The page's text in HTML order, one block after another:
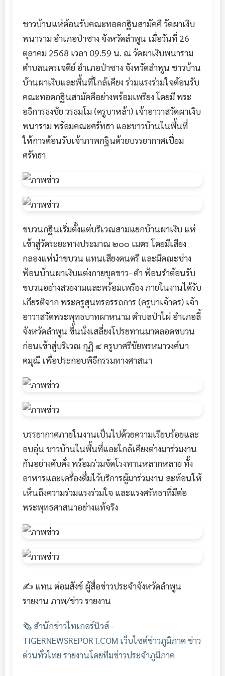
ชาวบ้านแห่ต้อนรับคณะทอดกฐินสามัคคี วัดผาเงิบ
พนาราม อำเภอป่าซาง จังหวัดลำพูน เมื่อวันที่ 26
ตุลาคม 2568 เวลา 09.59 น. ณ วัดผาเงิบพนาราม
ตำบลนครเจดีย์ อำเภอป่าซาง จังหวัดลำพูน ชาวบ้าน
บ้านผาเงิบและพื้นที่ใกล้เคียง ร่วมแรงร่วมใจต้อนรับ
คณะทอดกฐินสามัคคีอย่างพร้อมเพรียง โดยมี พระ
อธิการธงชัย วรธมฺโม (ครูบาหล้า) เจ้าอาวาสวัดผาเงิบ
พนาราม พร้อมคณะศรัทธา และชาวบ้านในพื้นที่
ให้การต้อนรับเจ้าภาพกฐินด้วยบรรยากาศเปี่ยม
ศรัทธา
ขบวนกฐินเริ่มตั้งแต่บริเวณสามแยกบ้านผาเงิบ แห่
เข้าสู่วัดระยะทางประมาณ ๒๐๐ เมตร โดยมีเสียง
กลองแห่นำขบวน แทนเสียงดนตรี และมีคณะช่าง
ฟ้อนบ้านผาเงิบแต่งกายชุดขาว–ดำ ฟ้อนรำต้อนรับ
ขบวนอย่างสวยงามและพร้อมเพรียง ภายในงานได้รับ
เกียรติจาก พระครูสุนทรอรรถการ (ครูบาเจ้าดร) เจ้า
อาวาสวัดพระพุทธบาทผาหนาม ตำบลป่าไผ่ อำเภอลี้
จังหวัดลำพูน ขึ้นนั่งเสลี่ยงโปรยทานมาตลอดขบวน
ก่อนเข้าสู่บริเวณ กุฏิ ๔ ครูบาศรีชัยพรหมาวงศ์นา
คมุณี เพื่อประกอบพิธีกรรมทางศาสนา
บรรยากาศภายในงานเป็นไปด้วยความเรียบร้อยและ
อบอุ่น ชาวบ้านในพื้นที่และใกล้เคียงต่างมาร่วมงาน
กันอย่างคับคั่ง พร้อมร่วมจัดโรงทานหลากหลาย ทั้ง
อาหารและเครื่องดื่มไว้บริการผู้มาร่วมงาน สะท้อนให้
เห็นถึงความร่วมแรงร่วมใจ และแรงศรัทธาที่มีต่อ
พระพุทธศาสนาอย่างแท้จริง
✍️ แทน ต่อมสังข์ ผู้สื่อข่าวประจำจังหวัดลำพูน
รายงาน ภาพ/ข่าว รายงาน
🗞️ สำนักข่าวไทเกอร์นิวส์ -
TIGERNEWSREPORT.COM เว็บไซต์ข่าวภูมิภาค ข่าว
ด่วนทั่วไทย รายงานโดยทีมข่าวประจำภูมิภาค